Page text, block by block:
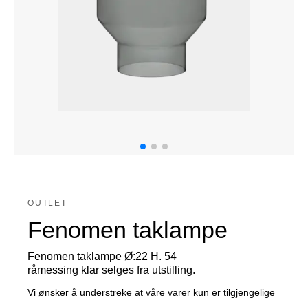
OUTLET
Fenomen taklampe
Fenomen taklampe Ø:22 H. 54
råmessing klar selges fra utstilling.
Vi ønsker å understreke at våre varer kun er tilgjengelige